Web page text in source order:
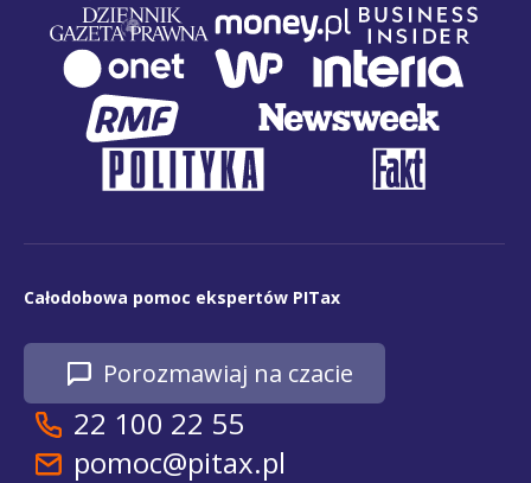
Całodobowa pomoc ekspertów PITax
Porozmawiaj na czacie
22 100 22 55
pomoc@pitax.pl